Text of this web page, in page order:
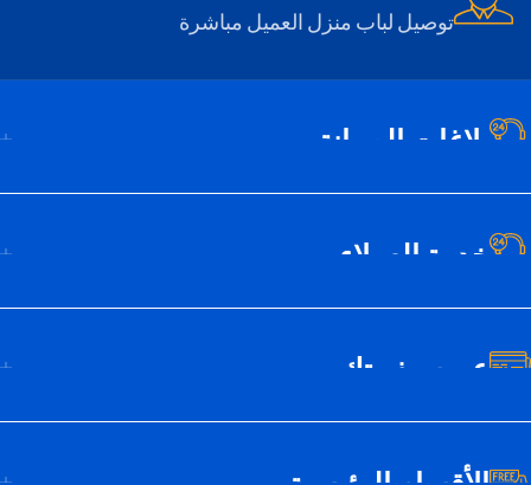
توصيل لباب منزل العميل مباشرة
بلاغات الصيانة
خدمة العملاء
عن سيف تك